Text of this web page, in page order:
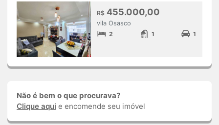
R$ 455.000,00
vila Osasco
2 1 1
Não é bem o que procurava?
Clique aqui e encomende seu imóvel